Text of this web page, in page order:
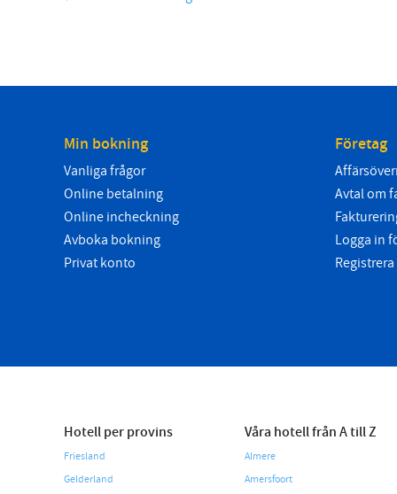
Min bokning
Vanliga frågor
Online betalning
Online incheckning
Avboka bokning
Privat konto
Företag
Avtal om
Logga in
Hotell per provins
Friesland
Gelderland
Våra hotell från A till Z
Almere
Amersfoort